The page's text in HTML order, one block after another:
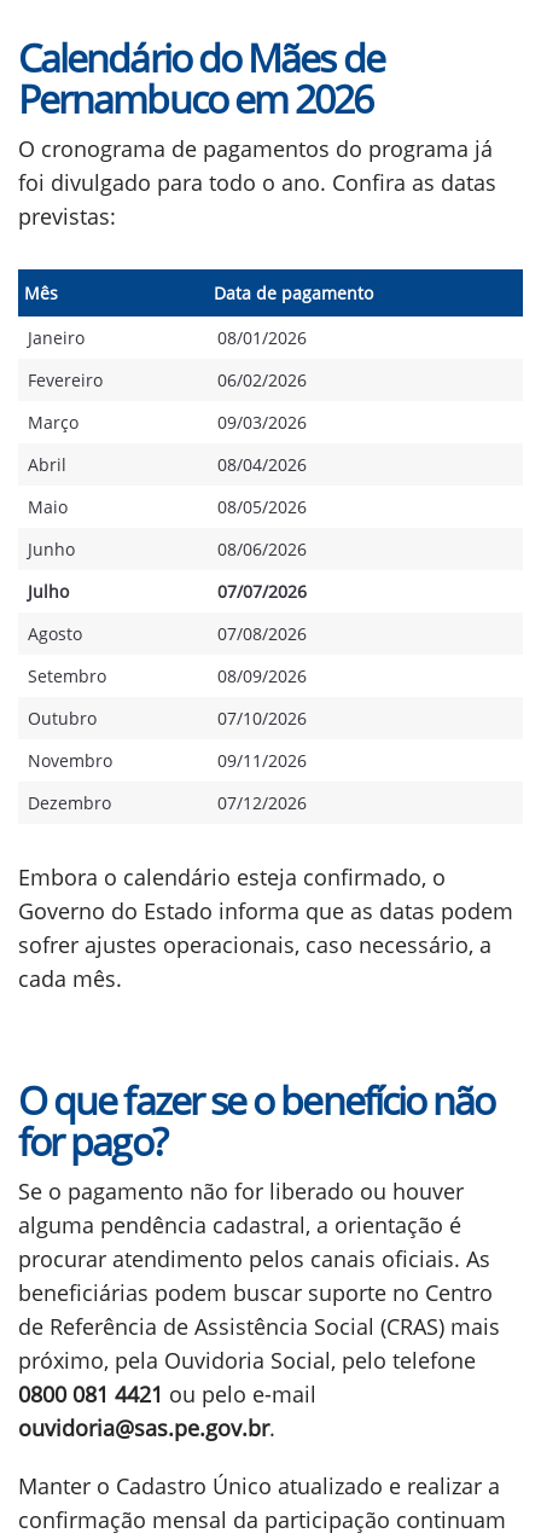
Calendário do Mães de
Pernambuco em 2026
O cronograma de pagamentos do programa já
foi divulgado para todo o ano. Confira as datas
previstas:
Mês
Data de pagamento
Janeiro
08/01/2026
Fevereiro
06/02/2026
Março
09/03/2026
Abril
08/04/2026
Maio
08/05/2026
Junho
08/06/2026
Julho
07/07/2026
Agosto
07/08/2026
Setembro
08/09/2026
Outubro
07/10/2026
Novembro
09/11/2026
Dezembro
07/12/2026
Embora o calendário esteja confirmado, o
Governo do Estado informa que as datas podem
sofrer ajustes operacionais, caso necessário, a
cada mês.
O que fazer se o benefício não
for pago?
Se o pagamento não for liberado ou houver
alguma pendência cadastral, a orientação é
procurar atendimento pelos canais oficiais. As
beneficiárias podem buscar suporte no Centro
de Referência de Assistência Social (CRAS) mais
próximo, pela Ouvidoria Social, pelo telefone
0800 081 4421 ou pelo e-mail
ouvidoria@sas.pe.gov.br.
Manter o Cadastro Único atualizado e realizar a
confirmação mensal da participação continuam